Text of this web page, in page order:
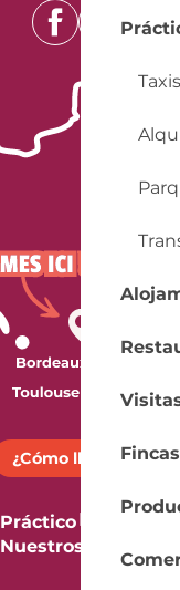
Taxis
¿Cómo llegar?
Práctico
Nuestros folletos